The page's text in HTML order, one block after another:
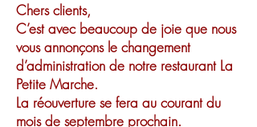
Chers clients,
C’est avec beaucoup de joie que nous
vous annonçons le changement
d’administration de notre restaurant La
Petite Marche.
La réouverture se fera au courant du
mois de septembre prochain.